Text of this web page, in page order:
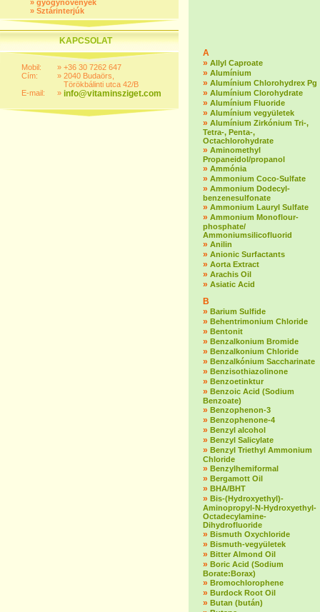
» gyógynövények
» Sztárinterjúk
KAPCSOLAT
Mobil:
Cím:
E-mail:
»
»
»
+36 30 7262 647
2040 Budaörs,
Törökbálinti utca 42/B
info@vitaminsziget.com
A
» Allyl Caproate
» Alumínium
» Alumínium Chlorohydrex Pg
» Alumínium Clorohydrate
» Alumínium Fluoride
» Alumínium vegyületek
» Alumínium Zirkónium Tri-,
Tetra-, Penta-,
Octachlorohydrate
» Aminomethyl
Propaneidol/propanol
» Ammónia
» Ammonium Coco-Sulfate
» Ammonium Dodecyl-
benzenesulfonate
» Ammonium Lauryl Sulfate
» Ammonium Monoflour-
phosphate/
Ammoniumsilicofluorid
» Anilin
» Anionic Surfactants
» Aorta Extract
» Arachis Oil
» Asiatic Acid
B
» Barium Sulfide
» Behentrimonium Chloride
» Bentonit
» Benzalkonium Bromide
» Benzalkonium Chloride
» Benzalkónium Saccharinate
» Benzisothiazolinone
» Benzoetinktur
» Benzoic Acid (Sodium
Benzoate)
» Benzophenon-3
» Benzophenone-4
» Benzyl alcohol
» Benzyl Salicylate
» Benzyl Triethyl Ammonium
Chloride
» Benzylhemiformal
» Bergamott Oil
» BHA/BHT
» Bis-(Hydroxyethyl)-
Aminopropyl-N-Hydroxyethyl-
Octadecylamine-
Dihydrofluoride
» Bismuth Oxychloride
» Bismuth-vegyületek
» Bitter Almond Oil
» Boric Acid (Sodium
Borate:Borax)
» Bromochlorophene
» Burdock Root Oil
» Butan (bután)